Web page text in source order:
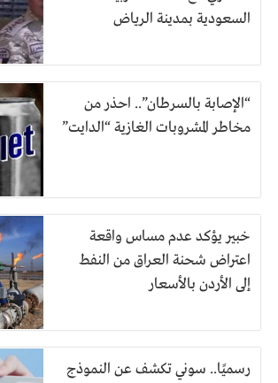
السعودية بمدينة الرياض
“الإصابة بالسرطان”.. احذر من
مخاطر المشروبات الغازية “الدايت”
خبير يؤكد عدم مساس واقعة
اعتراض شحنة العراق من النفط
إلى الأردن بالأسعار
رسميًا.. سوني تكشف عن النموذج